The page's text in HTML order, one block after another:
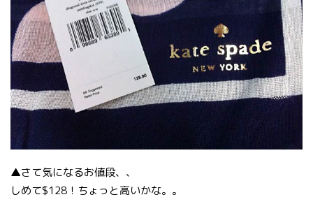
▲さて気になるお値段、、
しめて$128！ちょっと高いかな。。